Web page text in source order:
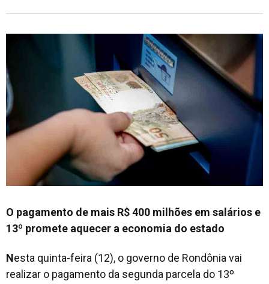
O pagamento de mais R$ 400 milhões em salários e
13º promete aquecer a economia do estado
Nesta quinta-feira (12), o governo de Rondônia vai
realizar o pagamento da segunda parcela do 13º